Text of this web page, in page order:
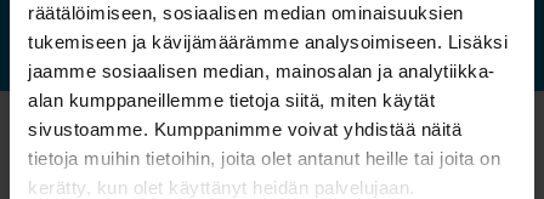
räätälöimiseen, sosiaalisen median ominaisuuksien
tukemiseen ja kävijämäärämme analysoimiseen. Lisäksi
jaamme sosiaalisen median, mainosalan ja analytiikka-
alan kumppaneillemme tietoja siitä, miten käytät
sivustoamme. Kumppanimme voivat yhdistää näitä
tietoja muihin tietoihin, joita olet antanut heille tai joita on
kerätty, kun olet käyttänyt heidän palvelujaan.
Katso myös nämä